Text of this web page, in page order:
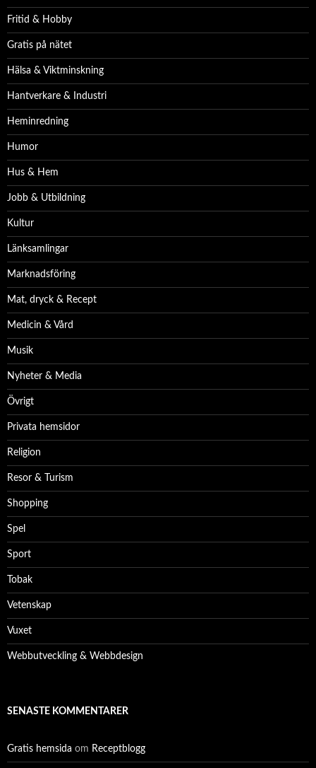
Fritid & Hobby
Gratis på nätet
Hälsa & Viktminskning
Hantverkare & Industri
Heminredning
Humor
Hus & Hem
Jobb & Utbildning
Kultur
Länksamlingar
Marknadsföring
Mat, dryck & Recept
Medicin & Vård
Musik
Nyheter & Media
Övrigt
Privata hemsidor
Religion
Resor & Turism
Shopping
Spel
Sport
Tobak
Vetenskap
Vuxet
Webbutveckling & Webbdesign
SENASTE KOMMENTARER
Gratis hemsida om Receptblogg